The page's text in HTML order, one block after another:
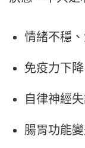
情緒不穩
免疫力下
自律神經
腸胃功能